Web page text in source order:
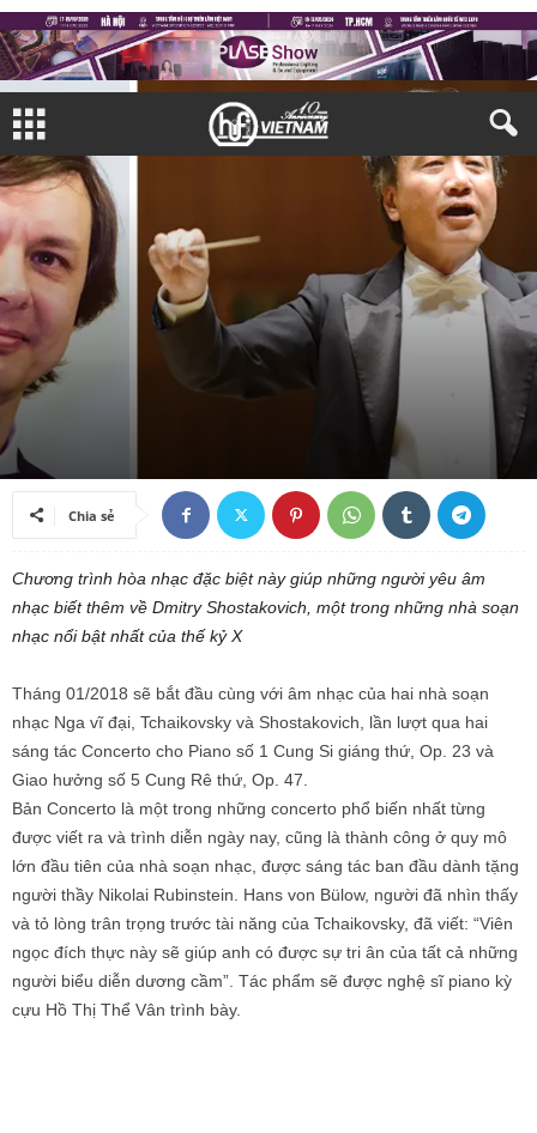
ÂM NHẠC
08/01/2018
Chia sẻ
Chương trình hòa nhạc đặc biệt này giúp những người yêu âm
nhạc biết thêm về Dmitry Shostakovich, một trong những nhà soạn
nhạc nổi bật nhất của thế kỷ X
Tháng 01/2018 sẽ bắt đầu cùng với âm nhạc của hai nhà soạn
nhạc Nga vĩ đại, Tchaikovsky và Shostakovich, lần lượt qua hai
sáng tác Concerto cho Piano số 1 Cung Si giáng thứ, Op. 23 và
Giao hưởng số 5 Cung Rê thứ, Op. 47.
Bản Concerto là một trong những concerto phổ biến nhất từng
được viết ra và trình diễn ngày nay, cũng là thành công ở quy mô
lớn đầu tiên của nhà soạn nhạc, được sáng tác ban đầu dành tặng
người thầy Nikolai Rubinstein. Hans von Bülow, người đã nhìn thấy
và tỏ lòng trân trọng trước tài năng của Tchaikovsky, đã viết: “Viên
ngọc đích thực này sẽ giúp anh có được sự tri ân của tất cả những
người biểu diễn dương cầm”. Tác phẩm sẽ được nghệ sĩ piano kỳ
cựu Hồ Thị Thể Vân trình bày.